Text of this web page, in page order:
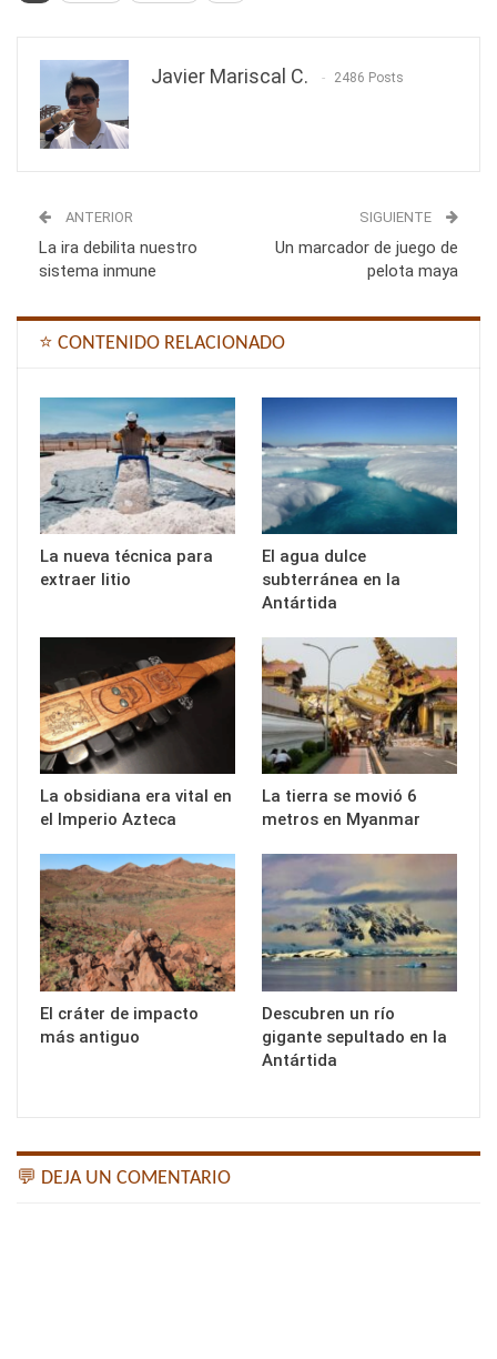
Javier Mariscal C. 2486 Posts
ANTERIOR
La ira debilita nuestro
sistema inmune
SIGUIENTE
Un marcador de juego de
pelota maya
⭐ CONTENIDO RELACIONADO
La nueva técnica para
extraer litio
El agua dulce
subterránea en la
Antártida
La obsidiana era vital en
el Imperio Azteca
La tierra se movió 6
metros en Myanmar
El cráter de impacto
más antiguo
Descubren un río
gigante sepultado en la
Antártida
💬 DEJA UN COMENTARIO